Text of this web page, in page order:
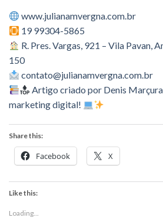
www.julianamvergna.com.br
19 99304-5865
R. Pres. Vargas, 921 – Vila Pavan,
150
contato@julianamvergna.com.br
Artigo criado por Denis
marketing digital!
Share this:
Facebook X
Like this:
Loading...